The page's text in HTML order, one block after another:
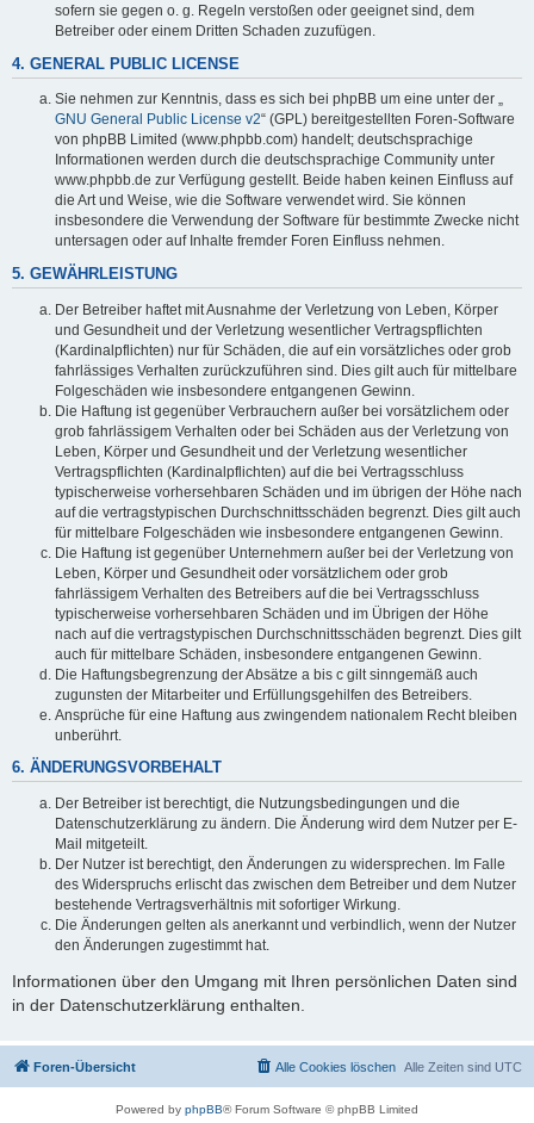
sofern sie gegen o. g. Regeln verstoßen oder geeignet sind, dem
Betreiber oder einem Dritten Schaden zuzufügen.
4. GENERAL PUBLIC LICENSE
Sie nehmen zur Kenntnis, dass es sich bei phpBB um eine unter der „
GNU General Public License v2“ (GPL) bereitgestellten Foren-Software
von phpBB Limited (www.phpbb.com) handelt; deutschsprachige
Informationen werden durch die deutschsprachige Community unter
www.phpbb.de zur Verfügung gestellt. Beide haben keinen Einfluss auf
die Art und Weise, wie die Software verwendet wird. Sie können
insbesondere die Verwendung der Software für bestimmte Zwecke nicht
untersagen oder auf Inhalte fremder Foren Einfluss nehmen.
5. GEWÄHRLEISTUNG
Der Betreiber haftet mit Ausnahme der Verletzung von Leben, Körper
und Gesundheit und der Verletzung wesentlicher Vertragspflichten
(Kardinalpflichten) nur für Schäden, die auf ein vorsätzliches oder grob
fahrlässiges Verhalten zurückzuführen sind. Dies gilt auch für mittelbare
Folgeschäden wie insbesondere entgangenen Gewinn.
Die Haftung ist gegenüber Verbrauchern außer bei vorsätzlichem oder
grob fahrlässigem Verhalten oder bei Schäden aus der Verletzung von
Leben, Körper und Gesundheit und der Verletzung wesentlicher
Vertragspflichten (Kardinalpflichten) auf die bei Vertragsschluss
typischerweise vorhersehbaren Schäden und im übrigen der Höhe nach
auf die vertragstypischen Durchschnittsschäden begrenzt. Dies gilt auch
für mittelbare Folgeschäden wie insbesondere entgangenen Gewinn.
Die Haftung ist gegenüber Unternehmern außer bei der Verletzung von
Leben, Körper und Gesundheit oder vorsätzlichem oder grob
fahrlässigem Verhalten des Betreibers auf die bei Vertragsschluss
typischerweise vorhersehbaren Schäden und im Übrigen der Höhe
nach auf die vertragstypischen Durchschnittsschäden begrenzt. Dies gilt
auch für mittelbare Schäden, insbesondere entgangenen Gewinn.
Die Haftungsbegrenzung der Absätze a bis c gilt sinngemäß auch
zugunsten der Mitarbeiter und Erfüllungsgehilfen des Betreibers.
Ansprüche für eine Haftung aus zwingendem nationalem Recht bleiben
unberührt.
6. ÄNDERUNGSVORBEHALT
Der Betreiber ist berechtigt, die Nutzungsbedingungen und die
Datenschutzerklärung zu ändern. Die Änderung wird dem Nutzer per E-
Mail mitgeteilt.
Der Nutzer ist berechtigt, den Änderungen zu widersprechen. Im Falle
des Widerspruchs erlischt das zwischen dem Betreiber und dem Nutzer
bestehende Vertragsverhältnis mit sofortiger Wirkung.
Die Änderungen gelten als anerkannt und verbindlich, wenn der Nutzer
den Änderungen zugestimmt hat.
Informationen über den Umgang mit Ihren persönlichen Daten sind
in der Datenschutzerklärung enthalten.
Foren-Übersicht Alle Zeiten sind UTC
Alle Cookies löschen
Powered by phpBB® Forum Software © phpBB Limited